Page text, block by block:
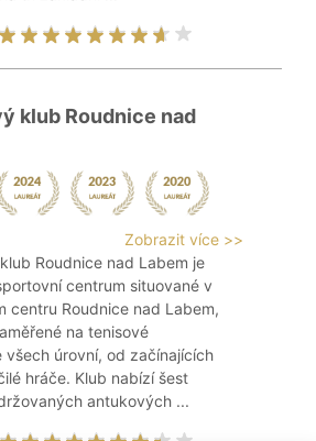
klub Roudnice nad
Zobrazit více >>
Roudnice nad Labem je
centrum situované v
centru Roudnice nad Labem,
na tenisové
všech úrovní, od začínajících
hráče. Klub nabízí šest
antukových ...